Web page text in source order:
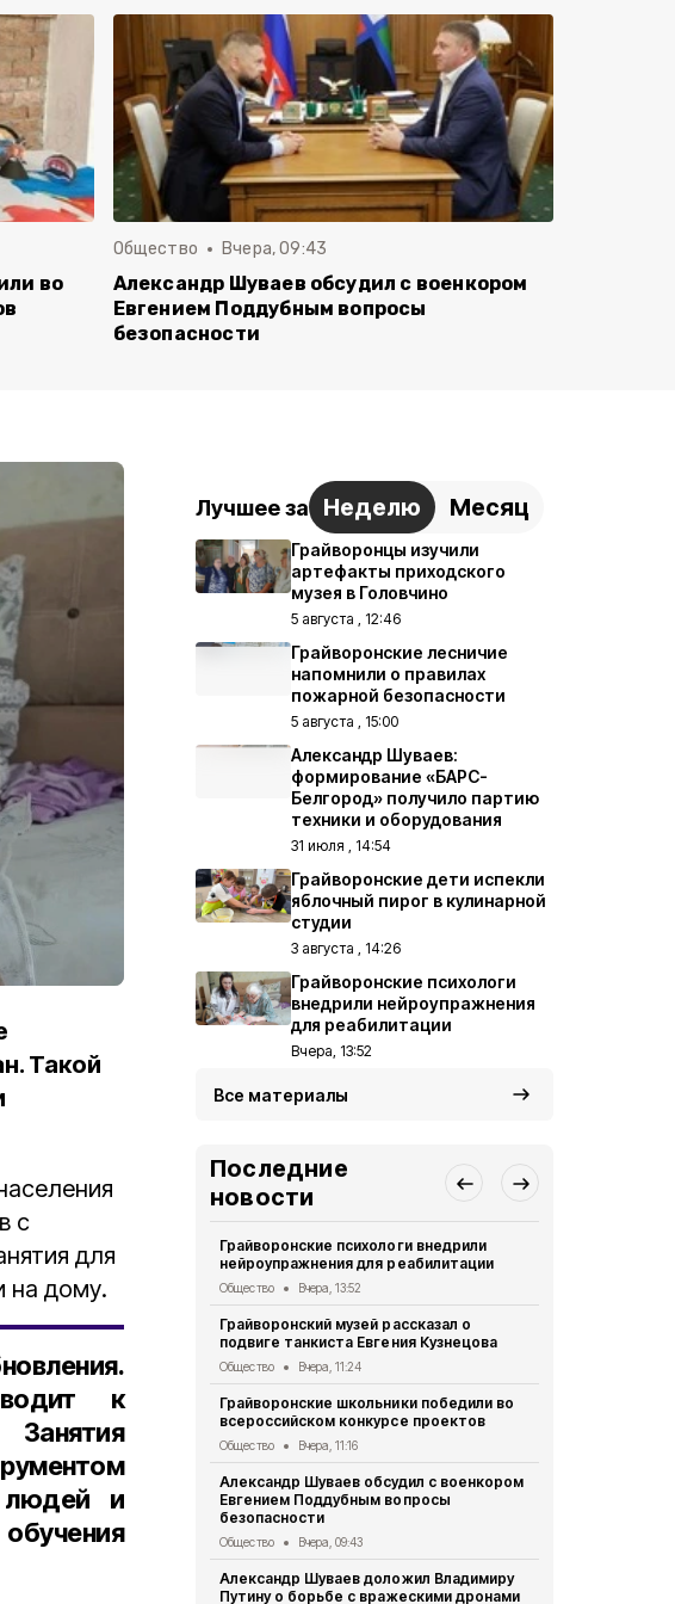
во
Общество Вчера, 09:43
Александр Шуваев обсудил с военкором
Евгением Поддубным вопросы
безопасности
Такой
с
для
на дому.
к
людей и
Лучшее за Неделю Месяц
Грайворонцы изучили
артефакты приходского
музея в Головчино
5 августа , 12:46
Грайворонские лесничие
напомнили о правилах
пожарной безопасности
5 августа , 15:00
Александр Шуваев:
формирование «БАРС-
Белгород» получило партию
техники и оборудования
31 июля , 14:54
Грайворонские дети испекли
яблочный пирог в кулинарной
студии
3 августа , 14:26
Грайворонские психологи
внедрили нейроупражнения
для реабилитации
Вчера, 13:52
Все материалы
Последние
новости
Грайворонские психологи внедрили
нейроупражнения для реабилитации
Общество Вчера, 13:52
Грайворонский музей рассказал о
подвиге танкиста Евгения Кузнецова
Общество Вчера, 11:24
Грайворонские школьники победили во
всероссийском конкурсе проектов
Общество Вчера, 11:16
Александр Шуваев обсудил с военкором
Евгением Поддубным вопросы
безопасности
Общество Вчера, 09:43
Александр Шуваев доложил Владимиру
Путину о борьбе с вражескими дронами